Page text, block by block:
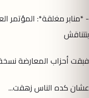
- *منابر مغلقة*: المؤتمر
بتتناقش
فبقت أحزاب المعارضة
عشان كده الناس زهقت...